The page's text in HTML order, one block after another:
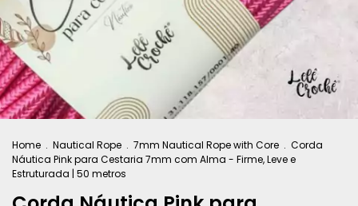
Home . Nautical Rope . 7mm Nautical Rope with Core . Corda
Náutica Pink para Cestaria 7mm com Alma - Firme, Leve e
Estruturada | 50 metros